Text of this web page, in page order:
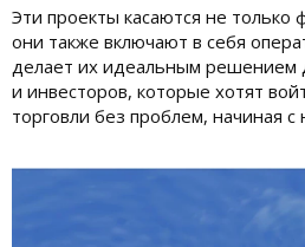
Эти проекты касаются не только
они также включают в себя
делает их идеальным решением
и инвесторов, которые хотят
торговли без проблем, начиная с